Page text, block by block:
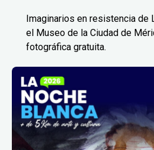
Imaginarios en resistencia de
el Museo de la Ciudad de
fotográfica gratuita.